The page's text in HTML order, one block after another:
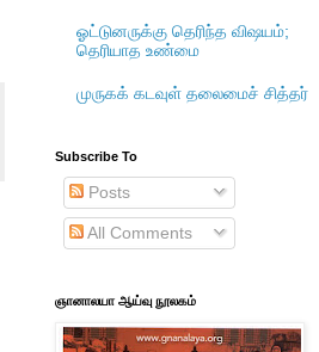
ஓட்டுனருக்கு தெரிந்த விஷயம்;
தெரியாத உண்மை
முருகக் கடவுள் தலைமைச் சித்தர்
Subscribe To
Posts
All Comments
ஞானாலயா ஆய்வு நூலகம்